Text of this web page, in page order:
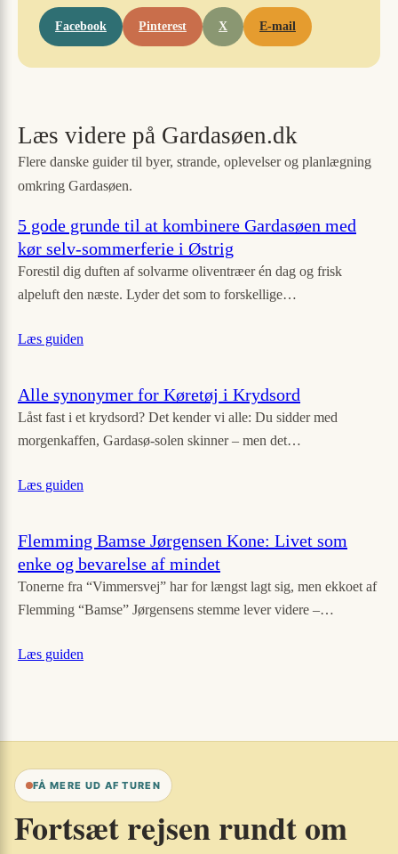
Facebook Pinterest X E-mail
Læs videre på Gardasøen.dk
Flere danske guider til byer, strande, oplevelser og planlægning
omkring Gardasøen.
5 gode grunde til at kombinere Gardasøen med
kør selv-sommerferie i Østrig
Forestil dig duften af solvarme oliventræer én dag og frisk
alpeluft den næste. Lyder det som to forskellige…
Læs guiden
Alle synonymer for Køretøj i Krydsord
Låst fast i et krydsord? Det kender vi alle: Du sidder med
morgenkaffen, Gardasø-solen skinner – men det…
Læs guiden
Flemming Bamse Jørgensen Kone: Livet som
enke og bevarelse af mindet
Tonerne fra “Vimmersvej” har for længst lagt sig, men ekkoet af
Flemming “Bamse” Jørgensens stemme lever videre –…
Læs guiden
FÅ MERE UD AF TUREN
Fortsæt rejsen rundt om